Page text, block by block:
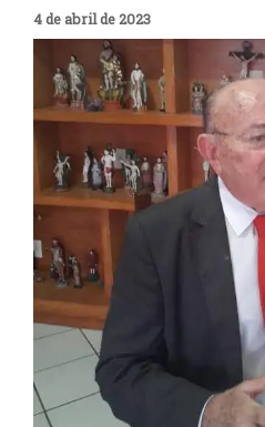
4 de abril de 2023